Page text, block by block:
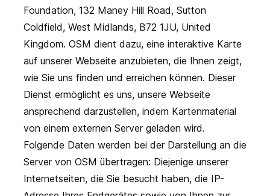
Foundation, 132 Maney Hill Road, Sutton
Coldfield, West Midlands, B72 1JU, United
Kingdom. OSM dient dazu, eine interaktive Karte
auf unserer Webseite anzubieten, die Ihnen zeigt,
wie Sie uns finden und erreichen können. Dieser
Dienst ermöglicht es uns, unsere Webseite
ansprechend darzustellen, indem Kartenmaterial
von einem externen Server geladen wird.
Folgende Daten werden bei der Darstellung an die
Server von OSM übertragen: Diejenige unserer
Internetseiten, die Sie besucht haben, die IP-